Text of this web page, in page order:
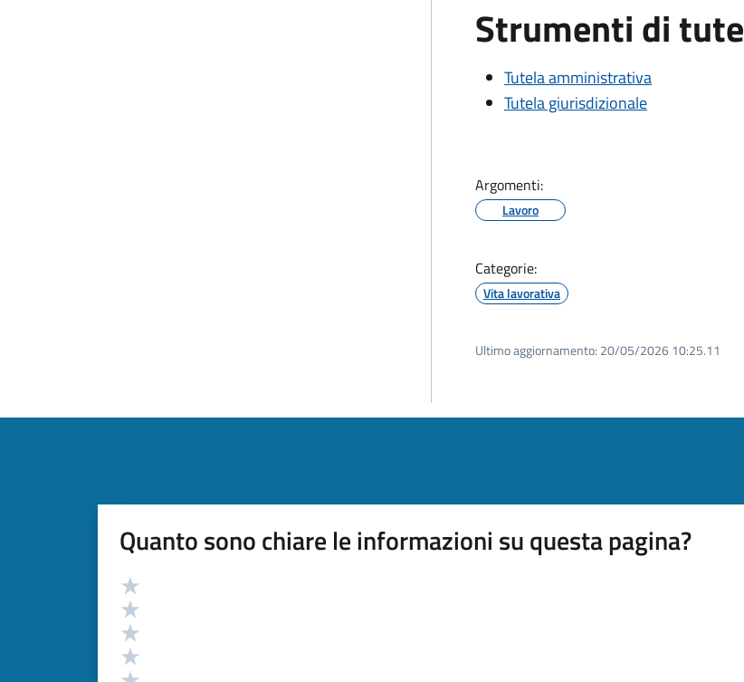
Strumenti di
Tutela amministrativa
Tutela giurisdizionale
Argomenti:
Lavoro
Categorie:
Vita lavorativa
Ultimo aggiornamento: 20/05/2026 10:25.11
Quanto sono chiare le informazioni su questa pagina?
Valutazione